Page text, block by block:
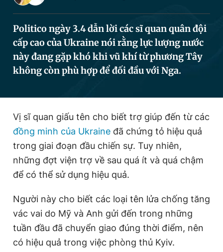
Thông tin tòa soạn
Theo dõi báo trên
Hotline Liên hệ quảng cáo
Đặt báo Quảng cáo RSS Tòa soạn Chính sách bảo
Tổng biên tập: Nguyễn Ngọc Toàn
Phó tổng biên tập thường trực: Hải Thành
Phó tổng biên tập: Lâm Hiếu Dũng
Politico ngày 3.4 dẫn lời các sĩ quan quân đội
cấp cao của Ukraine nói rằng lực lượng nước
này đang gặp khó khi vũ khí từ phương Tây
không còn phù hợp để đối đầu với Nga.
Vị sĩ quan giấu tên cho biết trợ giúp đến từ các
đồng minh của Ukraine đã chứng tỏ hiệu quả
trong giai đoạn đầu chiến sự. Tuy nhiên,
những đợt viện trợ về sau quá ít và quá chậm
để có thể sử dụng hiệu quả.
Người này cho biết các loại tên lửa chống tăng
vác vai do Mỹ và Anh gửi đến trong những
tuần đầu đã chuyển giao đúng thời điểm, nên
có hiệu quả trong việc phòng thủ Kyiv.